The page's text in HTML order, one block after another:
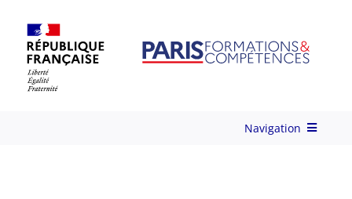
content
Navigation